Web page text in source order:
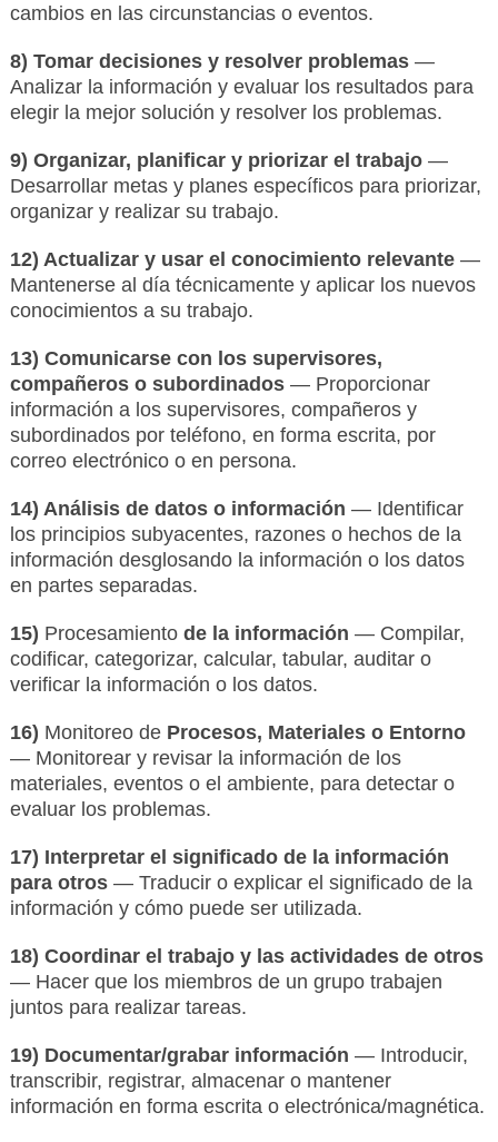
cambios en las circunstancias o eventos.
8) Tomar decisiones y resolver problemas—
Analizar la información y evaluar los resultados para
elegir la mejor solución y resolver los problemas.
9) Organizar, planificar y priorizar el trabajo—
Desarrollar metas y planes específicos para priorizar,
organizar y realizar su trabajo.
12) Actualizar y usar el conocimiento relevante—
Mantenerse al día técnicamente y aplicar los nuevos
conocimientos a su trabajo.
13) Comunicarse con los supervisores,
compañeros o subordinados— Proporcionar
información a los supervisores, compañeros y
subordinados por teléfono, en forma escrita, por
correo electrónico o en persona.
14) Análisis de datos o información — Identificar
los principios subyacentes, razones o hechos de la
información desglosando la información o los datos
en partes separadas.
15) Procesamientode la información — Compilar,
codificar, categorizar, calcular, tabular, auditar o
verificar la información o los datos.
16) Monitoreo deProcesos, Materiales o Entorno
— Monitorear y revisar la información de los
materiales, eventos o el ambiente, para detectar o
evaluar los problemas.
17) Interpretar el significado de la información
para otros— Traducir o explicar el significado de la
información y cómo puede ser utilizada.
18) Coordinar el trabajo y las actividades de otros
— Hacer que los miembros de un grupo trabajen
juntos para realizar tareas.
19) Documentar/grabar información — Introducir,
transcribir, registrar, almacenar o mantener
información en forma escrita o electrónica/magnética.